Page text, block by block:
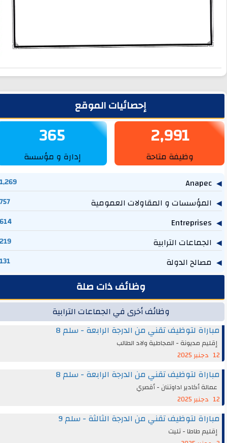
إحصائيات الموقع
2,991
وظيفة متاحة
365
إدارة و مؤسسة
Anapec
1,269
المؤسسات و المقاولات العمومية 757
Entreprises
614
الجماعات الترابية 219
مصالح الدولة 131
وظائف ذات صلة
وظائف أخرى في الجماعات الترابية
مباراة لتوظيف تقني من الدرجة الرابعة - سلم 8
إقليم مديونة - المجاطية ولاد الطالب
12 دجنبر 2025
مباراة لتوظيف تقني من الدرجة الرابعة - سلم 8
عمالة أكادير اداوتنان - أقصري
12 دجنبر 2025
مباراة لتوظيف تقني من الدرجة الثالثة - سلم 9
إقليم طاطا - تليت